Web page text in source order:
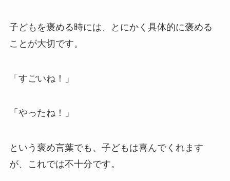
子どもを褒める時には、とにかく具体的に褒める
ことが大切です。
「すごいね！」
「やったね！」
という褒め言葉でも、子どもは喜んでくれます
が、これでは不十分です。